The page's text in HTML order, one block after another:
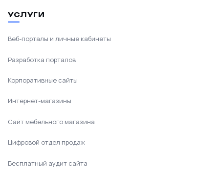
УСЛУГИ
Веб-порталы и личные кабинеты
Разработка порталов
Корпоративные сайты
Интернет-магазины
Сайт мебельного магазина
Цифровой отдел продаж
Бесплатный аудит сайта